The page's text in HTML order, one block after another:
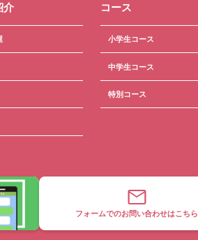
介 コース
小学生コース
中学生コース
特別コース
フォームでのお問い合わせはこちら